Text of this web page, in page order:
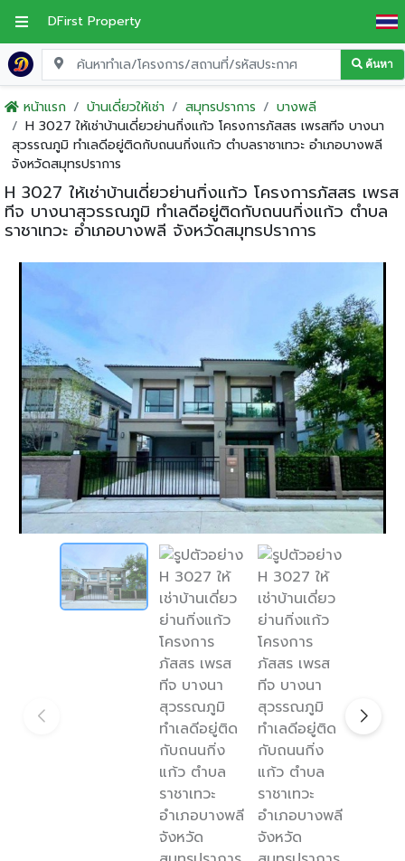
DFirst Property
ค้นหา
หน้าแรก บ้านเดี่ยวให้เช่า สมุทรปราการ
บางพลี
H 3027 ให้เช่าบ้านเดี่ยวย่านกิ่งแก้ว โครงการภัสสร เพรสทีจ บางนา
สุวรรณภูมิ ทำเลดีอยู่ติดกับถนนกิ่งแก้ว ตำบลราชาเทวะ อำเภอบางพลี
จังหวัดสมุทรปราการ
H 3027 ให้เช่าบ้านเดี่ยวย่านกิ่งแก้ว โครงการภัสสร เพรส
ทีจ บางนาสุวรรณภูมิ ทำเลดีอยู่ติดกับถนนกิ่งแก้ว ตำบล
ราชาเทวะ อำเภอบางพลี จังหวัดสมุทรปราการ